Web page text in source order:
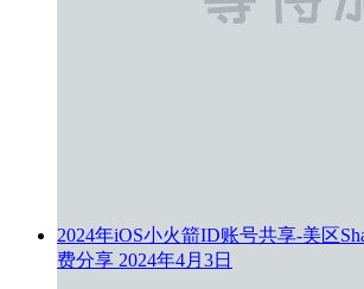
2024年iOS小火箭ID账号共享-美区
费分享 2024年4月3日